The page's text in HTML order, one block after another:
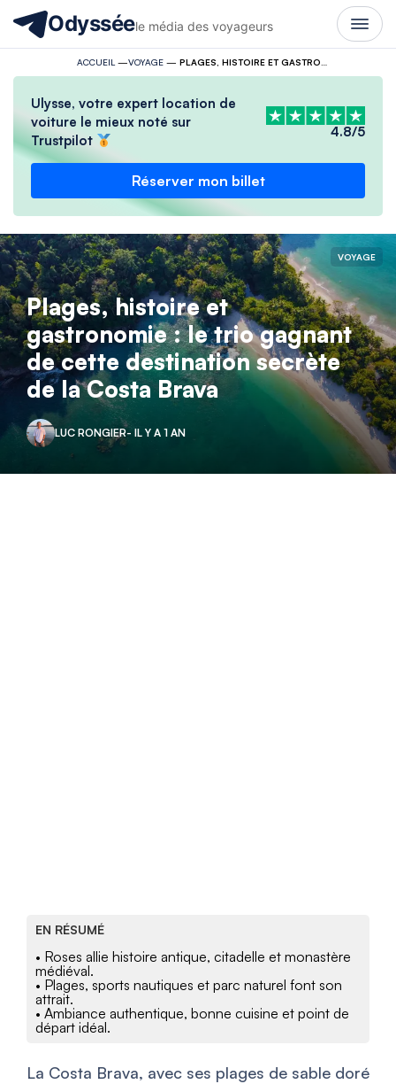
Odysséele média des voyageurs
ACCUEIL —VOYAGE—
Ulysse, votre expert location de
voiture le mieux noté sur
Trustpilot
4.8/5
Réserver mon billet
VOYAGE
Plages, histoire et
gastronomie : le trio gagnant
de cette destination secrète
de la Costa Brava
LUC RONGIER- IL Y A 1 AN
EN RÉSUMÉ
• Roses allie histoire antique, citadelle et monastère
médiéval.
• Plages, sports nautiques et parc naturel font son
attrait.
• Ambiance authentique, bonne cuisine et point de
départ idéal.
La Costa Brava, avec ses plages de sable doré